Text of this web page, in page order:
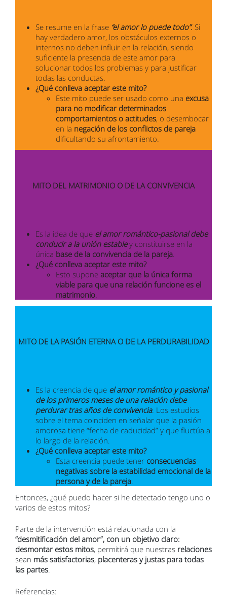
Se resume en la frase “el amor lo puede todo”. Si
hay verdadero amor, los obstáculos externos o
internos no deben influir en la relación, siendo
suficiente la presencia de este amor para
solucionar todos los problemas y para justificar
todas las conductas.
¿Qué conlleva aceptar este mito?
Este mito puede ser usado como una excusa
para no modificar determinados
comportamientos o actitudes, o desembocar
en la negación de los conflictos de pareja
dificultando su afrontamiento.
MITO DEL MATRIMONIO O DE LA CONVIVENCIA
Es la idea de que el amor romántico-pasional debe
conducir a la unión establey constituirse en la
única base de la convivencia de la pareja
¿Qué conlleva aceptar este mito?
Esto supone aceptar que la única forma
viable para que una relación funcione es el
matrimonio
MITO DE LA PASIÓN ETERNA O DE LA PERDURABILIDAD
Es la creencia de que el amor romántico y pasional
de los primeros meses de una relación debe
perdurar tras años de convivencia. Los estudios
sobre el tema coinciden en señalar que la pasión
amorosa tiene “fecha de caducidad” y que fluctúa a
lo largo de la relación.
¿Qué conlleva aceptar este mito?
Esta creencia puede tener consecuencias
negativas sobre la estabilidad emocional de la
persona y de la pareja.
Entonces, ¿qué puedo hacer si he detectado tengo uno o
varios de estos mitos?
Parte de la intervención está relacionada con la
“desmitificación del amor”, con un objetivo claro:
desmontar estos mitos, permitirá que nuestras relaciones
sean más satisfactorias, placenteras y justas para todas
las partes.
Referencias: